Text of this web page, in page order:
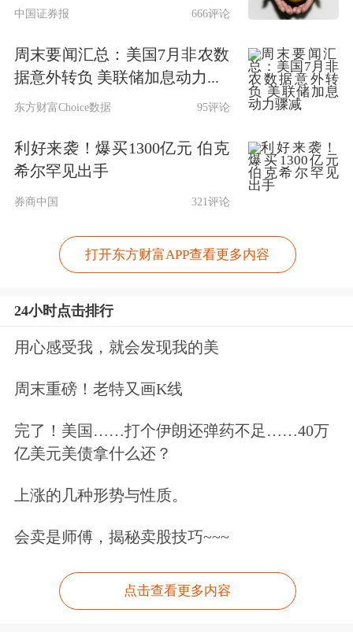
中国证券报 666评论
周末要闻汇总：美国7月非农数
据意外转负 美联储加息动力...
东方财富Choice数据 95评论
利好来袭！爆买1300亿元 伯克
希尔罕见出手
券商中国 321评论
打开东方财富APP查看更多内容
24小时点击排行
用心感受我，就会发现我的美
周末重磅！老特又画K线
完了！美国……打个伊朗还弹药不足……40万
亿美元美债拿什么还？
上涨的几种形势与性质。
会卖是师傅，揭秘卖股技巧~~~
点击查看更多内容